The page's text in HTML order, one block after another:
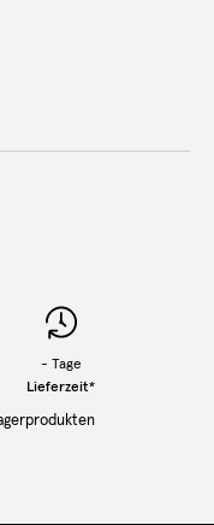
- Tage
Lieferzeit*